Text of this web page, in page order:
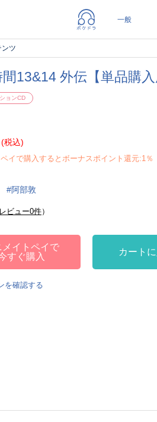
ツ
間13&14 外伝【単品購
ョンCD
(税込)
イで購入するとボーナスポイント還元:1％
阿部敦
レビュー0件）
メイトペイで
すぐ購入
カート
を確認する